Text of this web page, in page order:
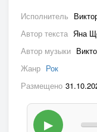
Исполнитель
Автор текста Яна
Автор музыки
Жанр Рок
Размещено
▶